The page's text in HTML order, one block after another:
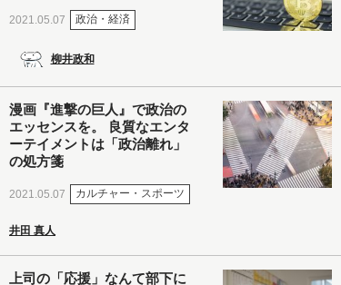
2021.05.07 政治・経済
柳井政和
漫画『進撃の巨人』で政治の
エッセンスを。 良質なエンタ
ーテイメントは「政治離れ」
の処方箋
2021.05.07 カルチャー・スポーツ
井田 真人
上司の「応援」なんて部下に